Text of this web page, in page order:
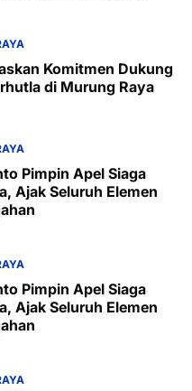
Komitmen Dukung
di Murung Raya
Pimpin Apel Siaga
Ajak Seluruh Elemen
Pimpin Apel Siaga
Ajak Seluruh Elemen